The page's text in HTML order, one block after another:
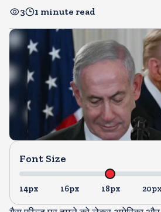
3 1 minute read
Font Size
14px 16px 18px 20px